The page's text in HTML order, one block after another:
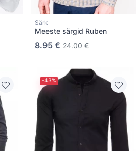
Särk
Meeste särgid Ruben
8.95 € 24.00 €
-43%